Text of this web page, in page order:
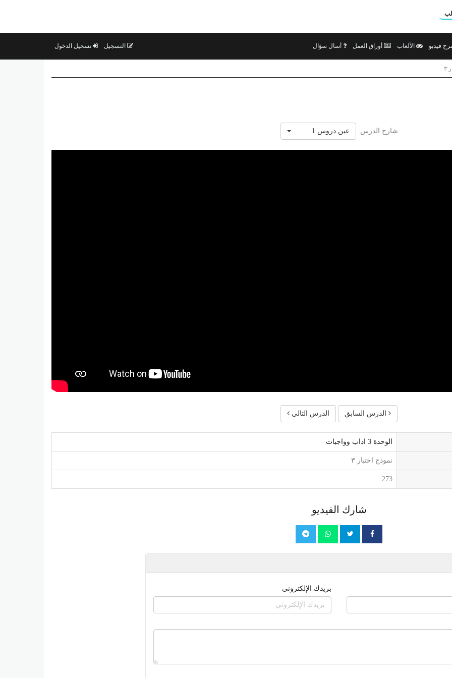
فيديو الألعاب أوراق العمل أسال سؤال التسجيل تسجيل الدخول
شارح الدرس: عين دروس 1
الدرس السابق الدرس التالي
الوحدة 3 اداب وواجبات
نموذج اختبار ٣
273
شارك الفيديو
بريدك الإلكتروني